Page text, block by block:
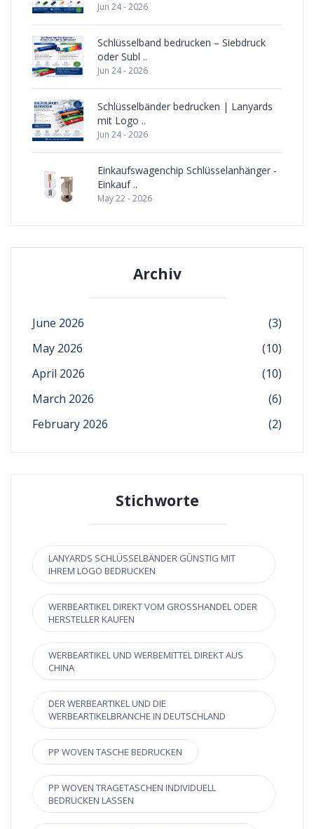
Jun 24 - 2026
Schlüsselband bedrucken – Siebdruck
oder Subl ..
Jun 24 - 2026
Schlüsselbänder bedrucken | Lanyards
mit Logo ..
Jun 24 - 2026
Einkaufswagenchip Schlüsselanhänger -
Einkauf ..
May 22 - 2026
Archiv
June 2026
(3)
May 2026
(10)
April 2026
(10)
March 2026
(6)
February 2026
(2)
Stichworte
LANYARDS SCHLÜSSELBÄNDER GÜNSTIG MIT
IHREM LOGO BEDRUCKEN
WERBEARTIKEL DIREKT VOM GROSSHANDEL ODER H
ERSTELLER KAUFEN
WERBEARTIKEL UND WERBEMITTEL DIREKT AUS
CHINA
DER WERBEARTIKEL UND DIE
WERBEARTIKELBRANCHE IN DEUTSCHLAND
PP WOVEN TASCHE BEDRUCKEN
PP WOVEN TRAGETASCHEN INDIVIDUELL
BEDRUCKEN LASSEN